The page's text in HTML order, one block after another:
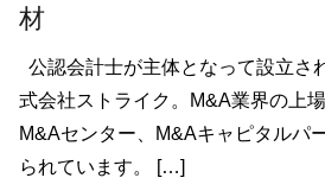
材
公認会計士が主体となって設立さ
式会社ストライク。M&A業界の上
M&Aセンター、M&Aキャピタルパ
られています。 […]